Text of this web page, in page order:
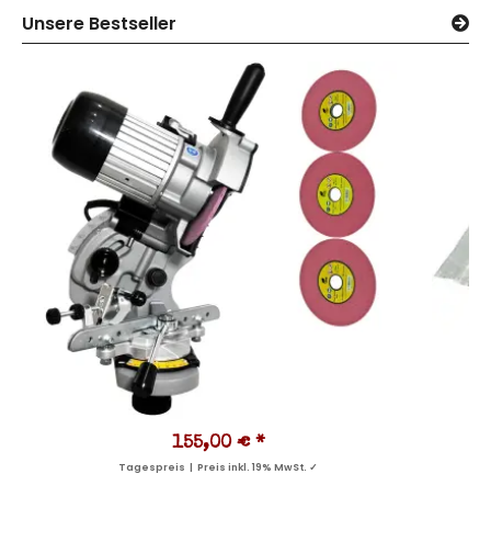
Unsere Bestseller
155,00 € *
Tagespreis | Preis inkl. 19% MwSt. ✓